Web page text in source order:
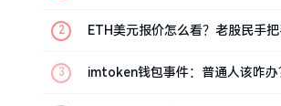
ETH美元报价怎么看？老股民手
imtoken钱包事件：普通人该咋办